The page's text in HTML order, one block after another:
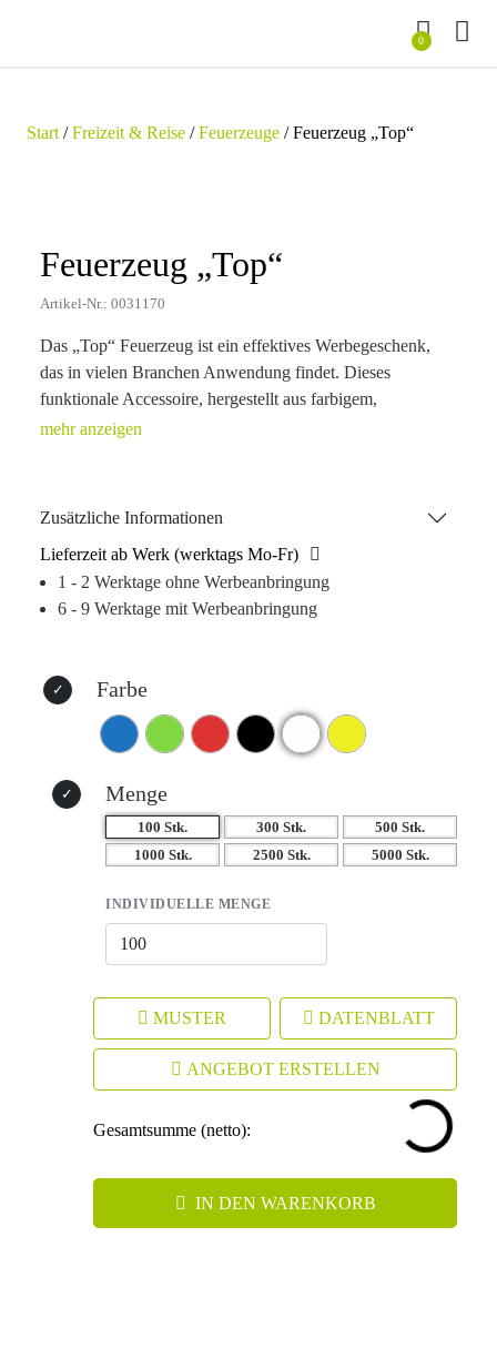
0
Start /Freizeit & Reise /Feuerzeuge / Feuerzeug „Top“
Feuerzeug „Top“
Artikel-Nr.: 0031170
Das „Top“ Feuerzeug ist ein effektives Werbegeschenk,
das in vielen Branchen Anwendung findet. Dieses
funktionale Accessoire, hergestellt aus farbigem,
undurchsichtigem ABS-Kunststoff, ist mit einem
Feuerzeug ist eine kostengünstige Möglichkeit, Ihren
Geschäftsnamen weit und breit zu verbreiten.
Zusätzliche Informationen
Lieferzeit ab Werk (werktags Mo-Fr)
1 - 2 Werktage ohne Werbeanbringung
6 - 9 Werktage mit Werbeanbringung
Farbe
Menge
100 Stk. 300 Stk.
500 Stk.
1000 Stk.
2500 Stk. 5000 Stk.
INDIVIDUELLE MENGE
MUSTER DATENBLATT
ANGEBOT ERSTELLEN
Gesamtsumme (netto):
IN DEN WARENKORB